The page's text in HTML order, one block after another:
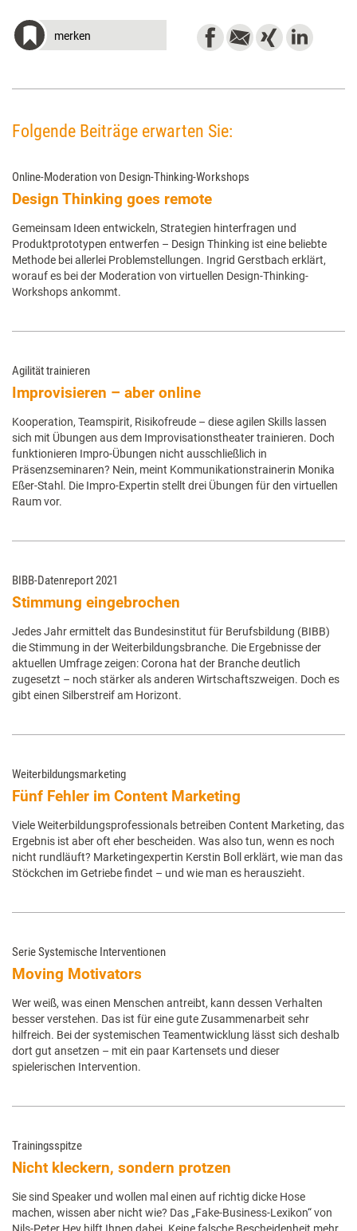
merken
Folgende Beiträge erwarten Sie:
Online-Moderation von Design-Thinking-Workshops
Design Thinking goes remote
Gemeinsam Ideen entwickeln, Strategien hinterfragen und
Produktprototypen entwerfen – Design Thinking ist eine beliebte
Methode bei allerlei Problemstellungen. Ingrid Gerstbach erklärt,
worauf es bei der Moderation von virtuellen Design-Thinking-
Workshops ankommt.
Agilität trainieren
Improvisieren – aber online
Kooperation, Teamspirit, Risikofreude – diese agilen Skills lassen
sich mit Übungen aus dem Improvisationstheater trainieren. Doch
funktionieren Impro-Übungen nicht ausschließlich in
Präsenzseminaren? Nein, meint Kommunikationstrainerin Monika
Eßer-Stahl. Die Impro-Expertin stellt drei Übungen für den virtuellen
Raum vor.
BIBB-Datenreport 2021
Stimmung eingebrochen
Jedes Jahr ermittelt das Bundesinstitut für Berufsbildung (BIBB)
die Stimmung in der Weiterbildungsbranche. Die Ergebnisse der
aktuellen Umfrage zeigen: Corona hat der Branche deutlich
zugesetzt – noch stärker als anderen Wirtschaftszweigen. Doch es
gibt einen Silberstreif am Horizont.
Weiterbildungsmarketing
Fünf Fehler im Content Marketing
Viele Weiterbildungsprofessionals betreiben Content Marketing, das
Ergebnis ist aber oft eher bescheiden. Was also tun, wenn es noch
nicht rundläuft? Marketingexpertin Kerstin Boll erklärt, wie man das
Stöckchen im Getriebe findet – und wie man es herauszieht.
Serie Systemische Interventionen
Moving Motivators
Wer weiß, was einen Menschen antreibt, kann dessen Verhalten
besser verstehen. Das ist für eine gute Zusammenarbeit sehr
hilfreich. Bei der systemischen Teamentwicklung lässt sich deshalb
dort gut ansetzen – mit ein paar Kartensets und dieser
spielerischen Intervention.
Trainingsspitze
Nicht kleckern, sondern protzen
Sie sind Speaker und wollen mal einen auf richtig dicke Hose
machen, wissen aber nicht wie? Das „Fake-Business-Lexikon“ von